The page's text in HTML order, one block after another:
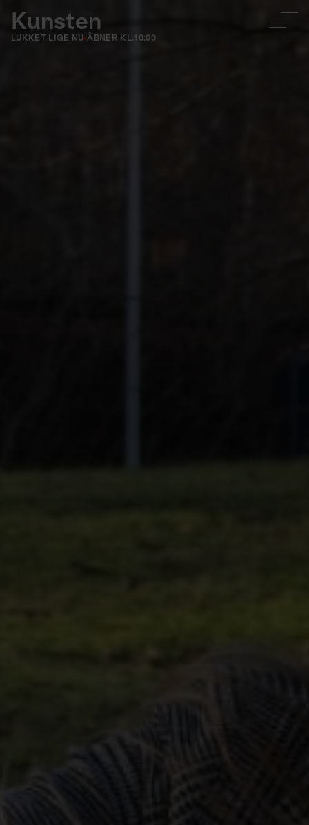
Kunsten
LUKKET LIGE NU ÅBNER KL.10:00